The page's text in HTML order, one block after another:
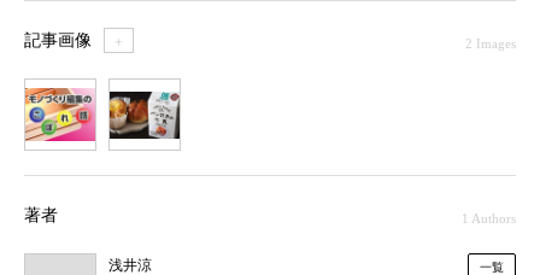
記事画像 ＋ 2 Images
著者 1 Authors
浅井涼 一覧